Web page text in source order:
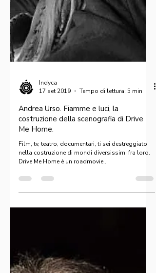
Indyca
17 set 2019
Andrea Urso. Fiamme e luci, la
costruzione della scenografia di Drive
Film, tv, teatro, documentari, ti sei destreggiato
nella costruzione di mondi diversissimi fra loro.